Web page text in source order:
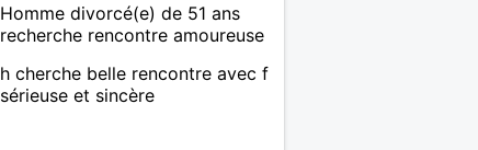
Homme divorcé(e) de 51 ans
recherche rencontre amoureuse
h cherche belle rencontre avec f
sérieuse et sincère